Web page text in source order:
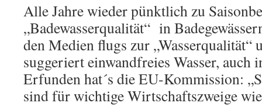
Alle Jahre wieder pünktlich zu
„Badewasserqualität“ in
den Medien flugs zur „Wasserqualität“
suggeriert einwandfreies Wasser, auch
Erfunden hat´s die EU-Kommission:
sind für wichtige Wirtschaftszweige